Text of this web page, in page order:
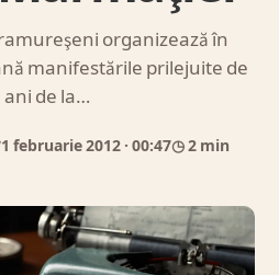
organizează în
manifestările prilejuite de
de la…
1 februarie 2012 · 00:47◷ 2 min